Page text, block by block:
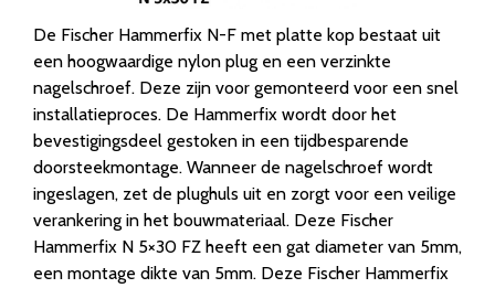
De Fischer Hammerfix N-F met platte kop bestaat uit
een hoogwaardige nylon plug en een verzinkte
nagelschroef. Deze zijn voor gemonteerd voor een snel
installatieproces. De Hammerfix wordt door het
bevestigingsdeel gestoken in een tijdbesparende
doorsteekmontage. Wanneer de nagelschroef wordt
ingeslagen, zet de plughuls uit en zorgt voor een veilige
verankering in het bouwmateriaal. Deze Fischer
Hammerfix N 5×30 FZ heeft een gat diameter van 5mm,
een montage dikte van 5mm. Deze Fischer Hammerfix